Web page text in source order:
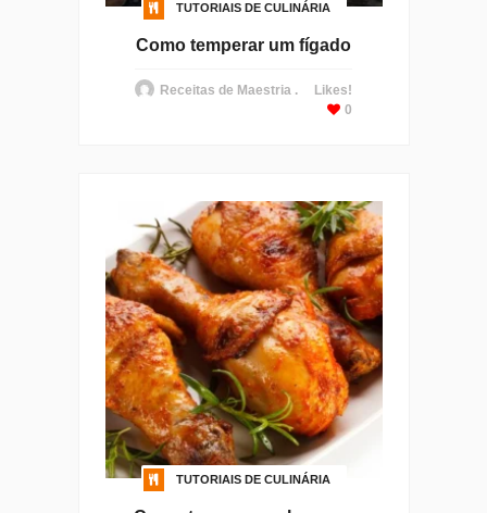
TUTORIAIS DE CULINÁRIA
Como temperar um fígado
Receitas de Maestria .
Likes!
0
TUTORIAIS DE CULINÁRIA